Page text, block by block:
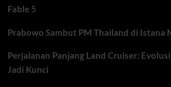
Fable 5
Prabowo Sambut PM Thailand di Istana
Perjalanan Panjang Land Cruiser:
Jadi Kunci